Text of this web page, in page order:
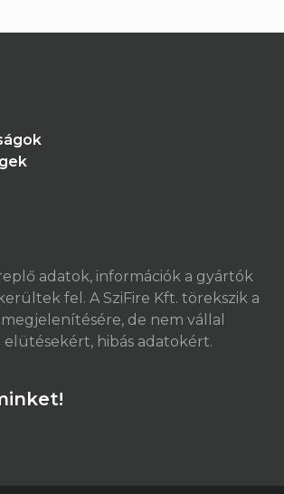
adatok, információk a gyártók
fel. A SziFire Kft. törekszik a
de nem vállal
elütésekért, hibás adatokért.